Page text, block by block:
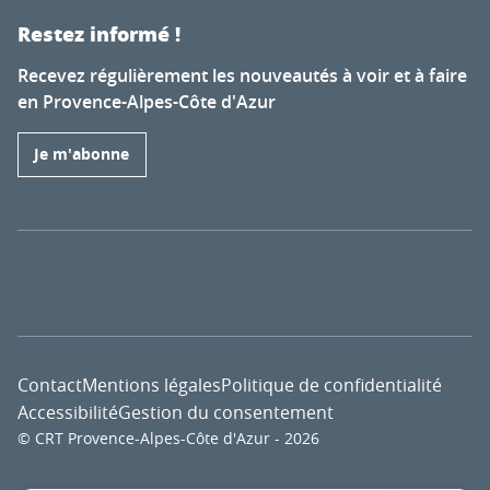
Restez informé !
Recevez régulièrement les nouveautés à voir et à faire
en Provence-Alpes-Côte d'Azur
Je m'abonne
© CRT Provence-Alpes-Côte d'Azur - 2026
ContactMentions légalesPolitique de confidentialité
AccessibilitéGestion du consentement